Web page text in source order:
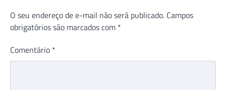
O seu endereço de e-mail não será publicado. Campos
obrigatórios são marcados com *
Comentário *